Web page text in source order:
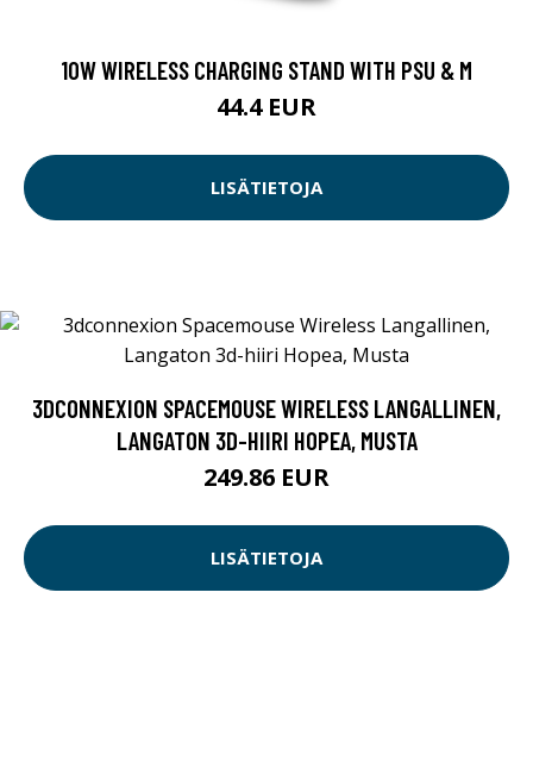
10W WIRELESS CHARGING STAND WITH PSU & M
44.4 EUR
LISÄTIETOJA
3DCONNEXION SPACEMOUSE WIRELESS LANGALLINEN,
LANGATON 3D-HIIRI HOPEA, MUSTA
249.86 EUR
LISÄTIETOJA